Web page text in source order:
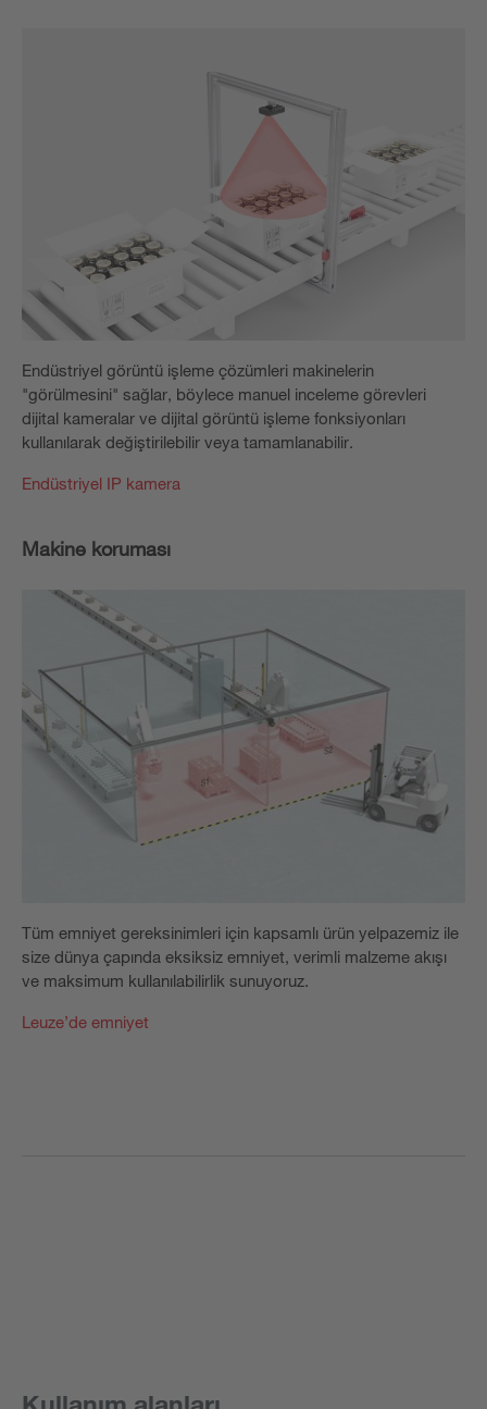
Endüstriyel görüntü işleme çözümleri makinelerin
"görülmesini" sağlar, böylece manuel inceleme görevleri
dijital kameralar ve dijital görüntü işleme fonksiyonları
kullanılarak değiştirilebilir veya tamamlanabilir.
Endüstriyel IP kamera
Makine koruması
Tüm emniyet gereksinimleri için kapsamlı ürün yelpazemiz ile
size dünya çapında eksiksiz emniyet, verimli malzeme akışı
ve maksimum kullanılabilirlik sunuyoruz.
Leuze’de emniyet